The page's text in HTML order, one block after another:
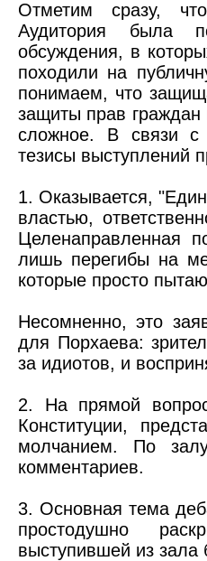
Отметим сразу,
Аудитория была
обсуждения, в
походили на
понимаем, что
защиты прав граждан
сложное. В связи с
тезисы выступлений
1. Оказывается,
властью,
Целенаправленная
лишь перегибы на
которые просто
Несомненно, это
для Порхаева:
за идиотов, и
2. На прямой
Конституции,
молчанием. По
комментариев.
3. Основная тема
простодушно
выступившей из зала